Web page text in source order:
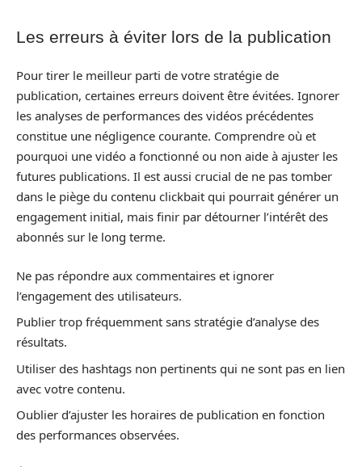
Les erreurs à éviter lors de la publication
Pour tirer le meilleur parti de votre stratégie de
publication, certaines erreurs doivent être évitées. Ignorer
les analyses de performances des vidéos précédentes
constitue une négligence courante. Comprendre où et
pourquoi une vidéo a fonctionné ou non aide à ajuster les
futures publications. Il est aussi crucial de ne pas tomber
dans le piège du contenu clickbait qui pourrait générer un
engagement initial, mais finir par détourner l’intérêt des
abonnés sur le long terme.
Ne pas répondre aux commentaires et ignorer
l’engagement des utilisateurs.
Publier trop fréquemment sans stratégie d’analyse des
résultats.
Utiliser des hashtags non pertinents qui ne sont pas en lien
avec votre contenu.
Oublier d’ajuster les horaires de publication en fonction
des performances observées.